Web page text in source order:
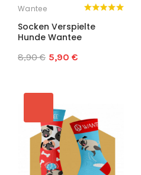
Wantee
Socken Verspielte
Hunde Wantee
8,90 € 5,90 €